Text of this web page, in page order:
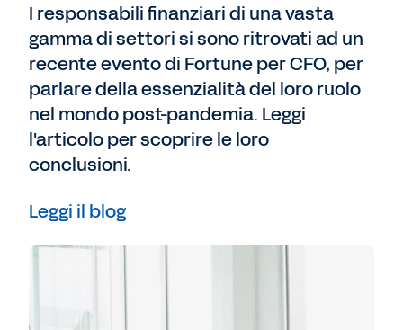
I responsabili finanziari di una vasta
gamma di settori si sono ritrovati ad un
recente evento di Fortune per CFO, per
parlare della essenzialità del loro ruolo
nel mondo post-pandemia. Leggi
l'articolo per scoprire le loro
conclusioni.
Leggi il blog